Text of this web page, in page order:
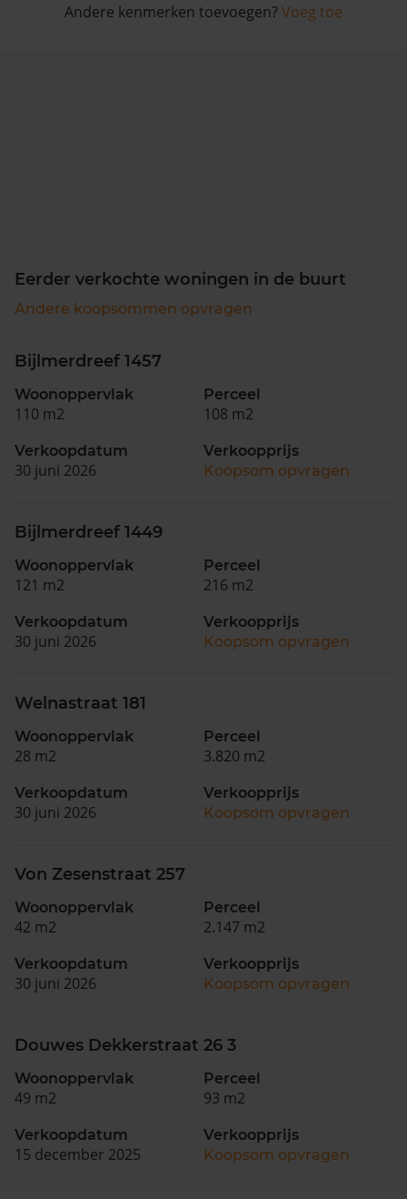
Andere kenmerken toevoegen? Voeg toe
Eerder verkochte woningen in de buurt
Andere koopsommen opvragen
Bijlmerdreef 1457
Woonoppervlak
110 m2
Perceel
108 m2
Verkoopdatum
30 juni 2026
Verkoopprijs
Koopsom opvragen
Bijlmerdreef 1449
Woonoppervlak
121 m2
Perceel
216 m2
Verkoopdatum
30 juni 2026
Verkoopprijs
Koopsom opvragen
Welnastraat 181
Woonoppervlak
28 m2
Perceel
3.820 m2
Verkoopdatum
30 juni 2026
Verkoopprijs
Koopsom opvragen
Von Zesenstraat 257
Woonoppervlak
42 m2
Perceel
2.147 m2
Verkoopdatum
30 juni 2026
Verkoopprijs
Koopsom opvragen
Douwes Dekkerstraat 26 3
Woonoppervlak
49 m2
Perceel
93 m2
Verkoopdatum
15 december 2025
Verkoopprijs
Koopsom opvragen